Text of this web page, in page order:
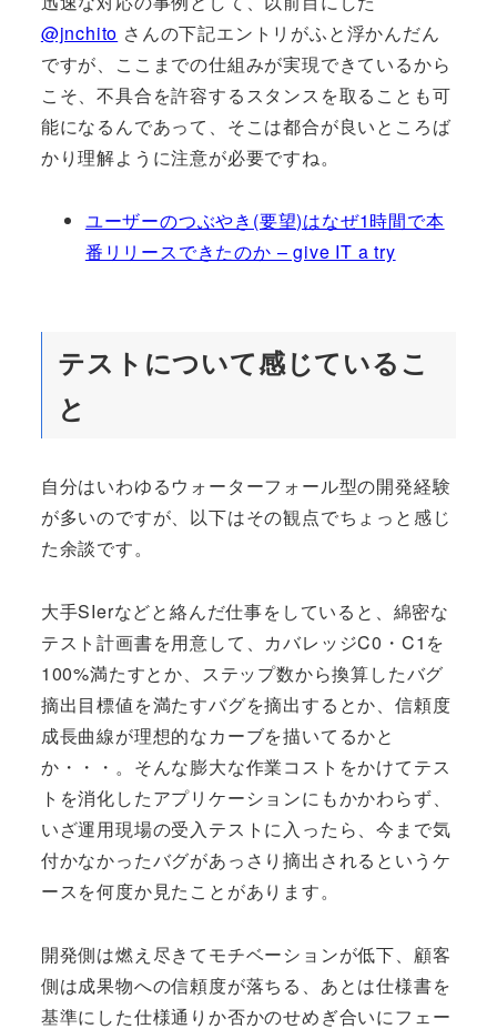
@jnchito さんの下記エントリがふと浮かんだん
ですが、ここまでの仕組みが実現できているから
こそ、不具合を許容するスタンスを取ることも可
能になるんであって、そこは都合が良いところば
かり理解ように注意が必要ですね。
ユーザーのつぶやき(要望)はなぜ1時間で本
番リリースできたのか – give IT a try
テストについて感じているこ
と
自分はいわゆるウォーターフォール型の開発経験
が多いのですが、以下はその観点でちょっと感じ
た余談です。
大手SIerなどと絡んだ仕事をしていると、綿密な
テスト計画書を用意して、カバレッジC0・C1を
100%満たすとか、ステップ数から換算したバグ
摘出目標値を満たすバグを摘出するとか、信頼度
成長曲線が理想的なカーブを描いてるかと
か・・・。そんな膨大な作業コストをかけてテス
トを消化したアプリケーションにもかかわらず、
いざ運用現場の受入テストに入ったら、今まで気
付かなかったバグがあっさり摘出されるというケ
ースを何度か見たことがあります。
開発側は燃え尽きてモチベーションが低下、顧客
側は成果物への信頼度が落ちる、あとは仕様書を
基準にした仕様通りか否かのせめぎ合いにフェー